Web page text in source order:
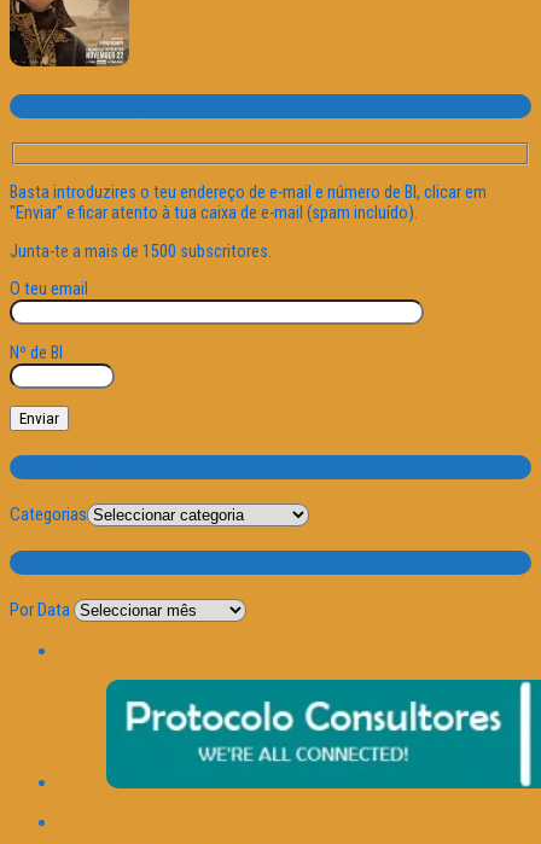
Subscrever o site
Basta introduzires o teu endereço de e-mail e número de BI, clicar em
"Enviar" e ficar atento à tua caixa de e-mail (spam incluído).
Junta-te a mais de 1500 subscritores.
O teu email
Nº de BI
Categorias
Categorias
Por Data
Por Data